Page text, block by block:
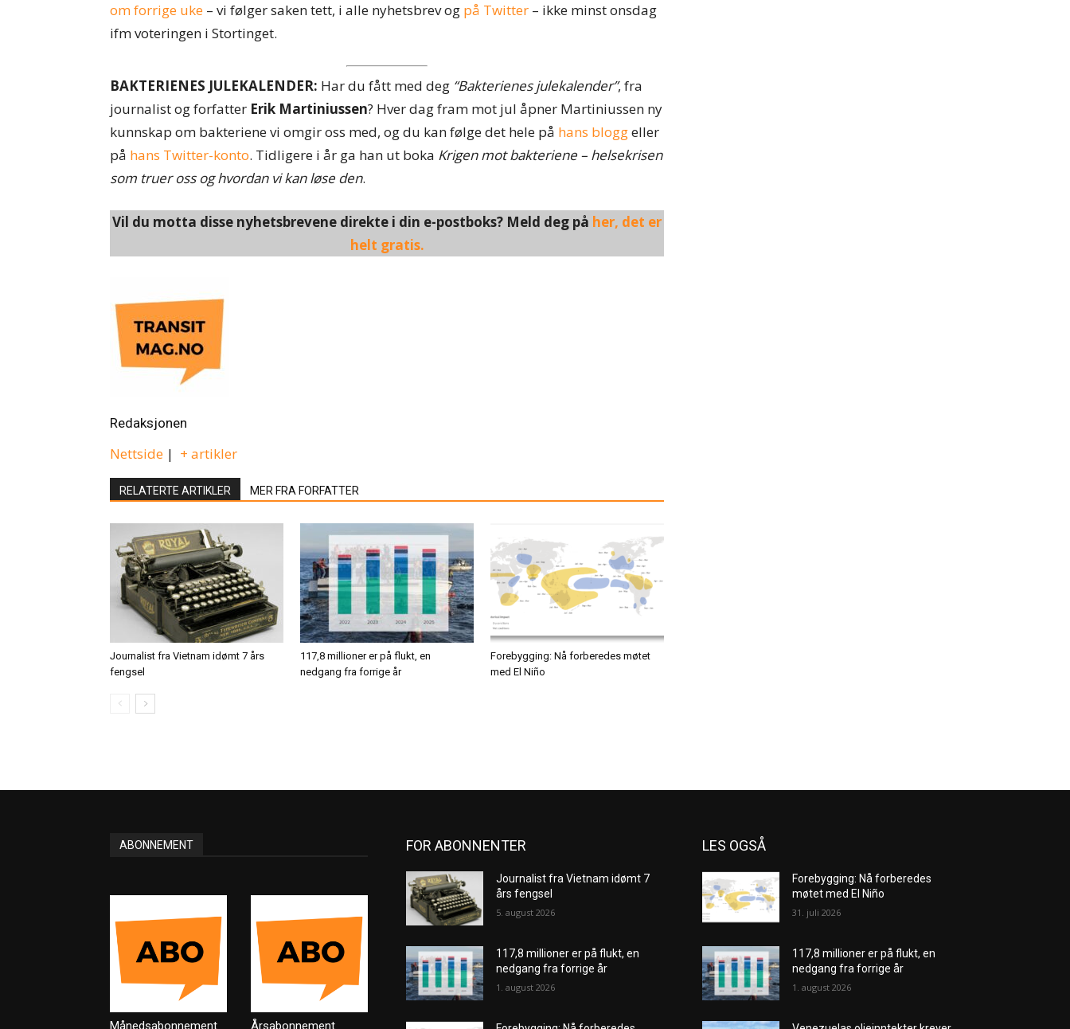
om forrige uke – vi følger saken tett, i alle nyhetsbrev og på Twitter – ikke minst onsdag
ifm voteringen i Stortinget.
BAKTERIENES JULEKALENDER: Har du fått med deg “Bakterienes julekalender”, fra
journalist og forfatter Erik Martiniussen? Hver dag fram mot jul åpner Martiniussen ny
kunnskap om bakteriene vi omgir oss med, og du kan følge det hele på hans bloggeller
på hans Twitter-konto. Tidligere i år ga han ut boka Krigen mot bakteriene – helsekrisen
som truer oss og hvordan vi kan løse den.
Vil du motta disse nyhetsbrevene direkte i din e-postboks? Meld deg på her, det er
helt gratis.
Redaksjonen
Nettside | + artikler
RELATERTE ARTIKLER MER FRA FORFATTER
Journalist fra Vietnam idømt 7 års
fengsel
117,8 millioner er på flukt, en
nedgang fra forrige år
Forebygging: Nå forberedes møtet
med El Niño
ABONNEMENT
Månedsabonnement Årsabonnement
FOR ABONNENTER
Journalist fra Vietnam idømt 7
års fengsel
5. august 2026
117,8 millioner er på flukt, en
nedgang fra forrige år
1. august 2026
LES OGSÅ
Forebygging: Nå forberedes
møtet med El Niño
31. juli 2026
117,8 millioner er på flukt, en
nedgang fra forrige år
1. august 2026